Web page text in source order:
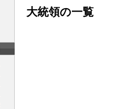
大統領の一覧